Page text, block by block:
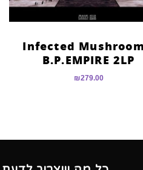
Infected
B.P.EMPIRE 2LP
₪279.00